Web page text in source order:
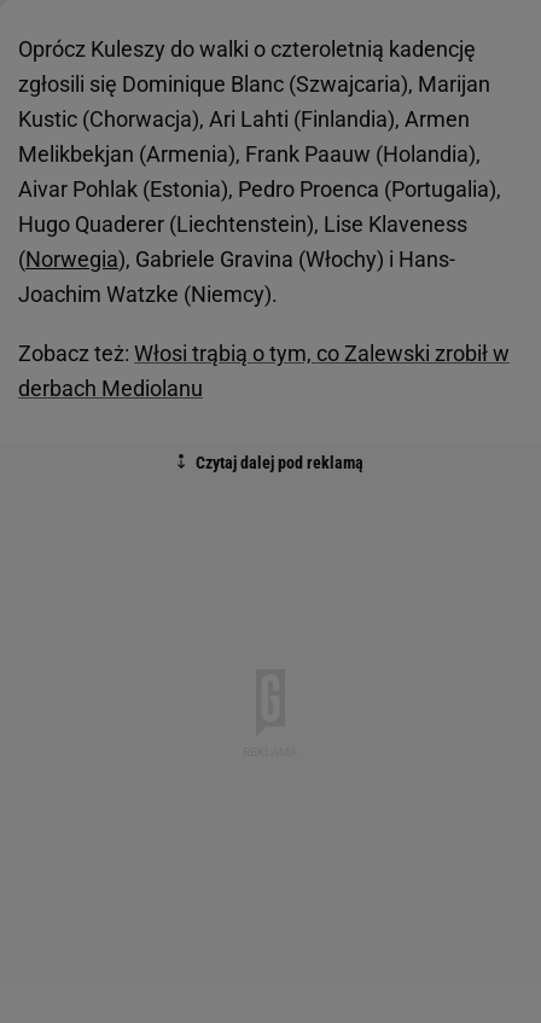
Oprócz Kuleszy do walki o czteroletnią kadencję
zgłosili się Dominique Blanc (Szwajcaria), Marijan
Kustic (Chorwacja), Ari Lahti (Finlandia), Armen
Melikbekjan (Armenia), Frank Paauw (Holandia),
Aivar Pohlak (Estonia), Pedro Proenca (Portugalia),
Hugo Quaderer (Liechtenstein), Lise Klaveness
(Norwegia), Gabriele Gravina (Włochy) i Hans-
Joachim Watzke (Niemcy).
Zobacz też: Włosi trąbią o tym, co Zalewski zrobił w
derbach Mediolanu